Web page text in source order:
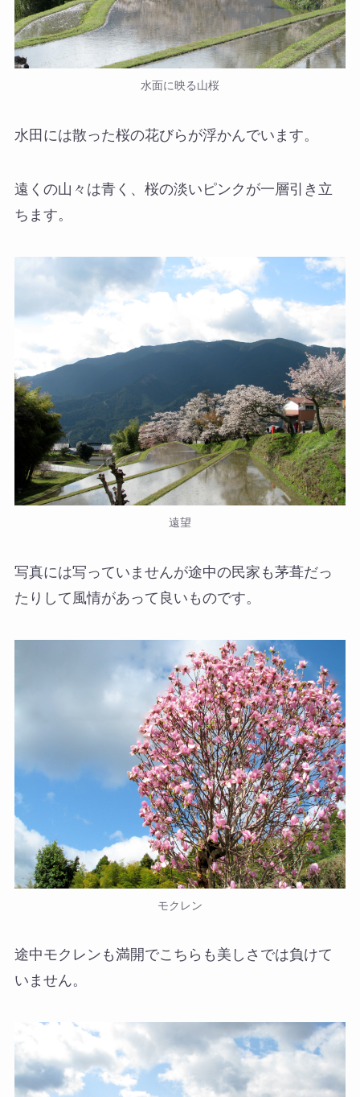
水面に映る山桜
水田には散った桜の花びらが浮かんでいます。
遠くの山々は青く、桜の淡いピンクが一層引き立
ちます。
遠望
写真には写っていませんが途中の民家も茅葺だっ
たりして風情があって良いものです。
モクレン
途中モクレンも満開でこちらも美しさでは負けて
いません。